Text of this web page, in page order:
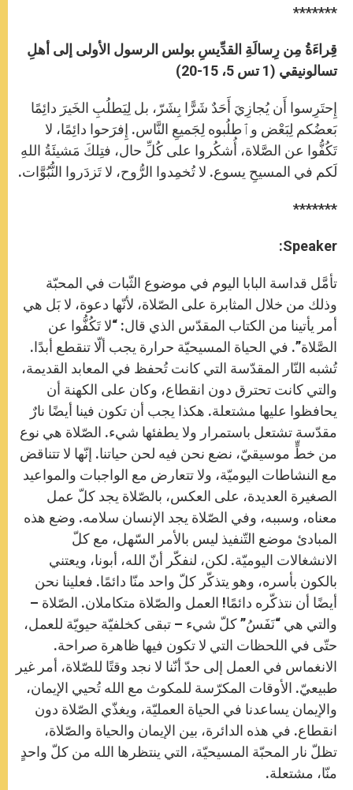
*******
قِراءَةُ مِن رِسالَةِ القدِّيسِ بولس الرسول الأولى إلى أهلِ
تسالونيقي (1 تس 5، 15-20)
إِحتَرِسوا أَن يُجازِيَ أَحَدٌ شَرًّا بِشَرّ، بل لِيَطلُبِ الخَيرَ دائِمًا
بَعضُكم لِبَعْض وٱطلُبوه لِجَميعِ النَّاس. إِفرَحوا دائِمًا، لا
تَكُفُّوا عن الصَّلاة، أُشكُروا على كُلِّ حال، فتِلكَ مَشيئَةُ اللهِ
لَكم في المسيحِ يسوع. لا تُخمِدوا الرُّوح، لا تَزدَروا النُّبُوَّات.
*******
Speaker:
تأمَّل قداسة البابا اليوم في موضوع الثّبات في المحبّة
وذلك من خلال المثابرة على الصّلاة، لأنّها دعوة، لا بَل هي
أمر يأتينا من الكتاب المقدّس الذي قال: “لا تَكُفُّوا عن
الصَّلاة”. في الحياة المسيحيّة حرارة يجب ألّا تنقطع أبدًا.
تُشبه النّار المقدّسة التي كانت تُحفظ في المعابد القديمة،
والتي كانت تحترق دون انقطاع، وكان على الكهنة أن
يحافظوا عليها مشتعلة. هكذا يجب أن تكون فينا أيضًا نارٌ
مقدّسة تشتعل باستمرار ولا يطفئها شيء. الصّلاة هي نوع
من خطٍّ موسيقيّ، نضع نحن فيه لحن حياتنا. إنّها لا تتناقض
مع النشاطات اليوميّة، ولا تتعارض مع الواجبات والمواعيد
الصغيرة العديدة، على العكس، بالصّلاة يجد كلّ عمل
معناه، وسببه، وفي الصّلاة يجد الإنسان سلامه. وضع هذه
المبادئ موضع التّنفيذ ليس بالأمر السّهل، مع كلّ
الانشغالات اليوميّة. لكن، لنفكّر أنّ الله، أبونا، ويعتني
بالكون بأسره، وهو يتذكّر كلّ واحد منّا دائمًا. فعلينا نحن
أيضًا أن نتذكّره دائمًا! العمل والصّلاة متكاملان. الصّلاة –
والتي هي “نَفَسُ” كلّ شيء – تبقى كخلفيّة حيويّة للعمل،
حتّى في اللحظات التي لا تكون فيها ظاهرة صراحة.
الانغماس في العمل إلى حدّ أنّنا لا نجد وقتًا للصّلاة، أمر غير
طبيعيّ. الأوقات المكرّسة للمكوث مع الله تُحيي الإيمان،
والإيمان يساعدنا في الحياة العمليّة، ويغذّي الصّلاة دون
انقطاع. في هذه الدائرة، بين الإيمان والحياة والصّلاة،
تظلّ نار المحبّة المسيحيّة، التي ينتظرها الله من كلّ واحدٍ
منّا، مشتعلة.